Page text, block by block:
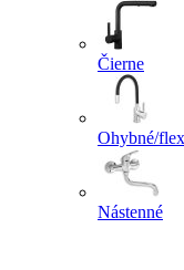
Čierne
Ohybné/
Nástenné